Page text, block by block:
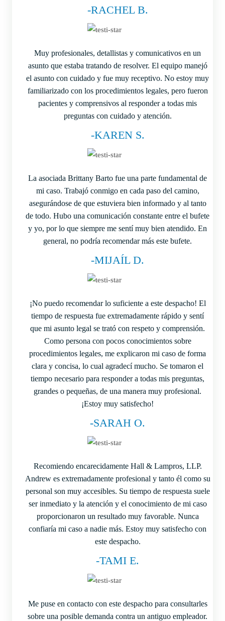
-RACHEL B.
Muy profesionales, detallistas y comunicativos en un
asunto que estaba tratando de resolver. El equipo manejó
el asunto con cuidado y fue muy receptivo. No estoy muy
familiarizado con los procedimientos legales, pero fueron
pacientes y comprensivos al responder a todas mis
preguntas con cuidado y atención.
-KAREN S.
La asociada Brittany Barto fue una parte fundamental de
mi caso. Trabajó conmigo en cada paso del camino,
asegurándose de que estuviera bien informado y al tanto
de todo. Hubo una comunicación constante entre el bufete
y yo, por lo que siempre me sentí muy bien atendido. En
general, no podría recomendar más este bufete.
-MIJAÍL D.
¡No puedo recomendar lo suficiente a este despacho! El
tiempo de respuesta fue extremadamente rápido y sentí
que mi asunto legal se trató con respeto y comprensión.
Como persona con pocos conocimientos sobre
procedimientos legales, me explicaron mi caso de forma
clara y concisa, lo cual agradecí mucho. Se tomaron el
tiempo necesario para responder a todas mis preguntas,
grandes o pequeñas, de una manera muy profesional.
¡Estoy muy satisfecho!
-SARAH O.
Recomiendo encarecidamente Hall & Lampros, LLP.
Andrew es extremadamente profesional y tanto él como su
personal son muy accesibles. Su tiempo de respuesta suele
ser inmediato y la atención y el conocimiento de mi caso
proporcionaron un resultado muy favorable. Nunca
confiaría mi caso a nadie más. Estoy muy satisfecho con
este despacho.
-TAMI E.
Me puse en contacto con este despacho para consultarles
sobre una posible demanda contra un antiguo empleador.